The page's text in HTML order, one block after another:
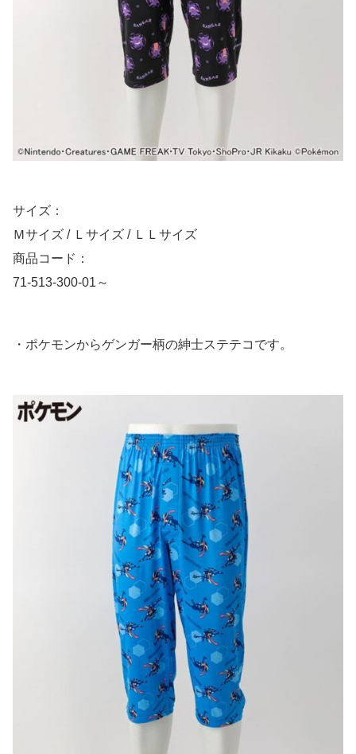
サイズ：
Ｍサイズ / Ｌサイズ / ＬＬサイズ
商品コード：
71-513-300-01～
・ポケモンからゲンガー柄の紳士ステテコです。